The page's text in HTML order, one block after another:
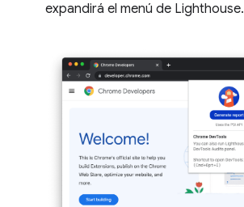
expandirá el menú de Lighthouse.